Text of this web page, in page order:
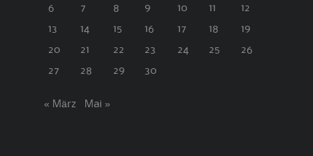
6 7 8 9 10 11 12
13 14 15 16 17 18 19
20 21 22 23 24 25 26
27 28 29 30
« März Mai »